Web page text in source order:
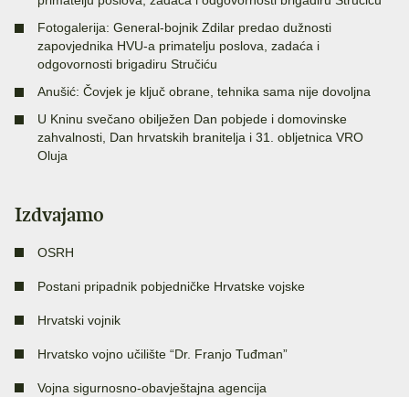
Fotogalerija: General-bojnik Zdilar predao dužnosti
zapovjednika HVU-a primatelju poslova, zadaća i
odgovornosti brigadiru Stručiću
Anušić: Čovjek je ključ obrane, tehnika sama nije dovoljna
U Kninu svečano obilježen Dan pobjede i domovinske
zahvalnosti, Dan hrvatskih branitelja i 31. obljetnica VRO
Oluja
Izdvajamo
OSRH
Postani pripadnik pobjedničke Hrvatske vojske
Hrvatski vojnik
Hrvatsko vojno učilište “Dr. Franjo Tuđman”
Vojna sigurnosno-obavještajna agencija